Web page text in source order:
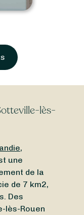
lès-
,
une
de la
de 7 km2,
Des
lès-Rouen